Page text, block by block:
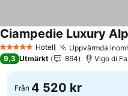
5 Stjärnor Hotell Uppvärmda
Ciampedie Luxury
9,3 Utmärkt 864 Vigo di
Från 4 520 kr